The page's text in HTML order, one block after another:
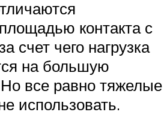
контакта с
счет чего нагрузка
на большую
все равно тяжелые
использовать.